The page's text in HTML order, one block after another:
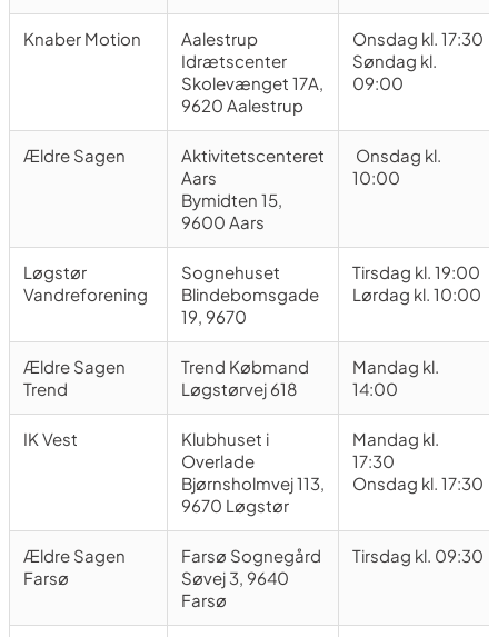
Knaber Motion
Aalestrup
Idrætscenter
Skolevænget 17A,
9620 Aalestrup
Onsdag kl. 17:30
Søndag kl.
09:00
Ældre Sagen
Aktivitetscenteret
Aars
Bymidten 15,
9600 Aars
Onsdag kl.
10:00
Løgstør
Vandreforening
Sognehuset
Blindebomsgade
19, 9670
Tirsdag kl. 19:00
Lørdag kl. 10:00
Ældre Sagen
Trend
Trend Købmand
Løgstørvej 618
Mandag kl.
14:00
IK Vest
Klubhuset i
Overlade
Bjørnsholmvej 113,
9670 Løgstør
Mandag kl.
17:30
Onsdag kl. 17:30
Ældre Sagen
Farsø
Farsø Sognegård
Søvej 3, 9640
Farsø
Tirsdag kl. 09:30